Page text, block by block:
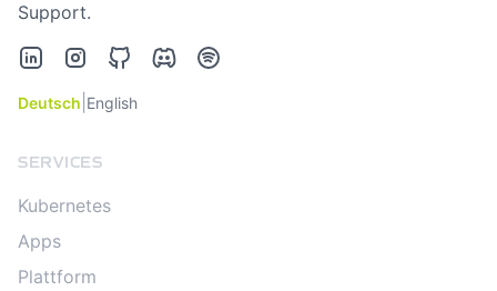
Support.
LinkedInInstagramGitHubDiscordSpotify
Deutsch English
SERVICES
Kubernetes
Apps
Plattform